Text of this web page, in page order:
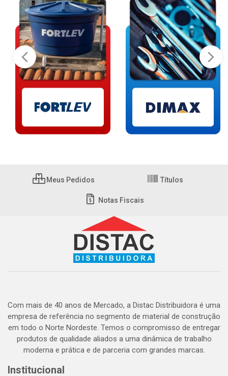
Meus Pedidos Títulos
Notas Fiscais
Com mais de 40 anos de Mercado, a Distac Distribuidora é uma
empresa de referência no segmento de material de construção
em todo o Norte Nordeste. Temos o compromisso de entregar
produtos de qualidade aliados a uma dinâmica de trabalho
moderna e prática e de parceria com grandes marcas.
Institucional